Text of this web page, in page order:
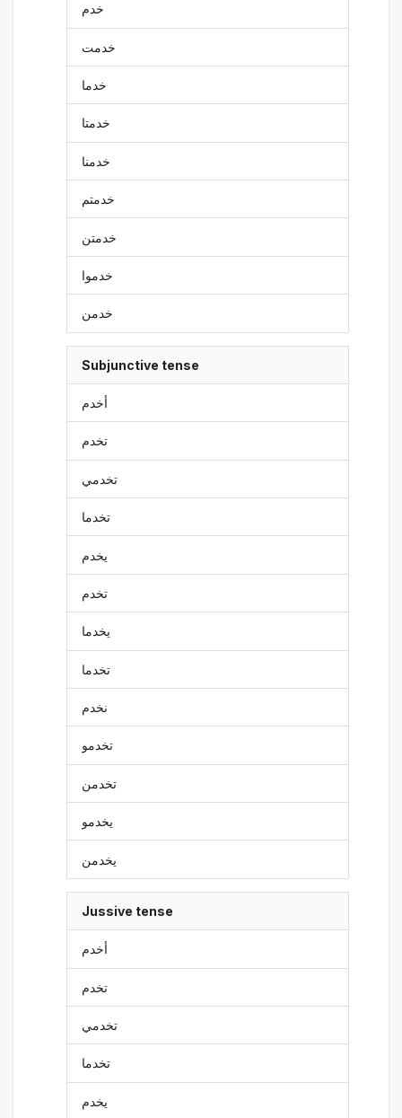
خدم
خدمت
خدما
خدمتا
خدمنا
خدمتم
خدمتن
خدموا
خدمن
Subjunctive tense
أخدم
تخدم
تخدمي
تخدما
يخدم
تخدم
يخدما
تخدما
نخدم
تخدمو
تخدمن
يخدمو
يخدمن
Jussive tense
أخدم
تخدم
تخدمي
تخدما
يخدم